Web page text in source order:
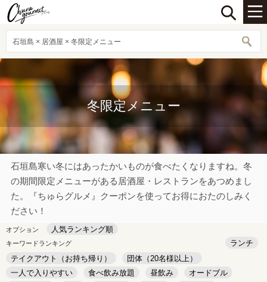
石垣島 × 居酒屋 × 冬限定メニュー
冬限定メニュー
石垣島寒い冬にはあったかいものが食べたくなりますね。冬
の期間限定メニューがある居酒屋・レストランをあつめまし
た。『ちゅらグルメ』クーポンを使ってお得におたのしみく
ださい！
オプション 人気ランキング順
キーワードランキング
ランチ
テイクアウト（お持ち帰り）
団体（20名様以上）
一人で入りやすい
食べ飲み放題 昼飲み
オードブル